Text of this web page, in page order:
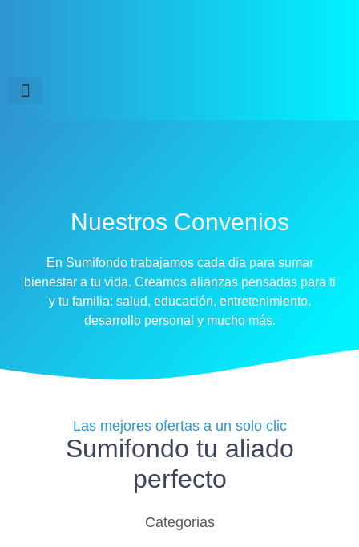
Nuestros Convenios
En Sumifondo trabajamos cada día para sumar
bienestar a tu vida. Creamos alianzas pensadas para ti
y tu familia: salud, educación, entretenimiento,
desarrollo personal y mucho más.
Las mejores ofertas a un solo clic
Sumifondo tu aliado
perfecto
Categorias